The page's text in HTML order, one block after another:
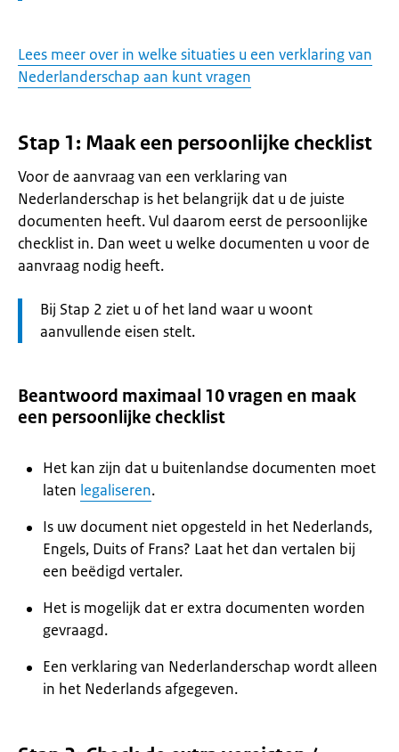
Lees meer over in welke situaties u een verklaring van
Nederlanderschap aan kunt vragen
Stap 1: Maak een persoonlijke checklist
Voor de aanvraag van een verklaring van
Nederlanderschap is het belangrijk dat u de juiste
documenten heeft. Vul daarom eerst de persoonlijke
checklist in. Dan weet u welke documenten u voor de
aanvraag nodig heeft.
Let
op:
Bij Stap 2 ziet u of het land waar u woont
aanvullende eisen stelt.
Beantwoord maximaal 10 vragen en maak
een persoonlijke checklist
Het kan zijn dat u buitenlandse documenten moet
laten legaliseren.
Is uw document niet opgesteld in het Nederlands,
Engels, Duits of Frans? Laat het dan vertalen bij
een beëdigd vertaler.
Het is mogelijk dat er extra documenten worden
gevraagd.
Een verklaring van Nederlanderschap wordt alleen
in het Nederlands afgegeven.